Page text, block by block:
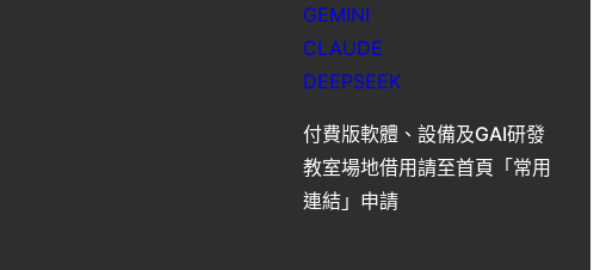
GEMINI
CLAUDE
DEEPSEEK
付費版軟體、設備及GAI研發
教室場地借用請至首頁「常用
連結」申請